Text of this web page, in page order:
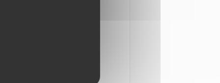
de la Côte d’Opale à la
la Région peuvent
depuis qu’une nouvelle